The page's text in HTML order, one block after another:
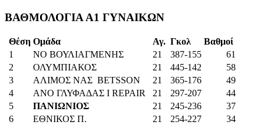
ΒΑΘΜΟΛΟΓΙΑ Α1 ΓΥΝΑΙΚΩΝ
Θέση Ομάδα Αγ. Γκολ
Βαθμοί
1
ΝΟ ΒΟΥΛΙΑΓΜΕΝΗΣ 21 387-155
61
2
ΟΛΥΜΠΙΑΚΟΣ 21 445-142
58
3
ΑΛΙΜΟΣ ΝΑΣ BETSSON 21 365-176
49
4
ΑΝΟ ΓΛΥΦΑΔΑΣ I REPAIR 21 297-207
44
5
ΠΑΝΙΩΝΙΟΣ 21 245-236
37
6
ΕΘΝΙΚΟΣ Π. 21 254-227
34